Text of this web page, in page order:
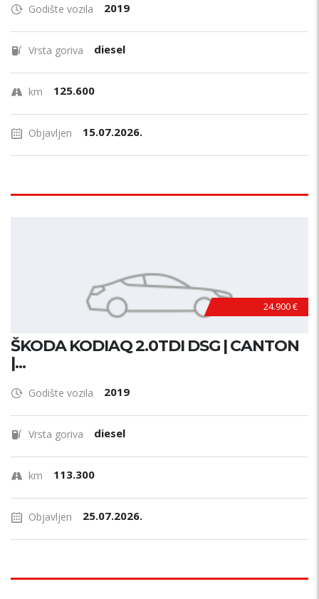
Godište vozila 2019
Vrsta goriva diesel
km 125.600
Objavljen 15.07.2026.
24.900 €
ŠKODA KODIAQ 2.0TDI DSG | CANTON
|...
Godište vozila 2019
Vrsta goriva diesel
km 113.300
Objavljen 25.07.2026.